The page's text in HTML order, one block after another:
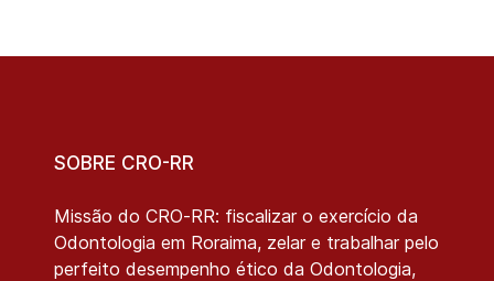
SOBRE CRO-RR
Missão do CRO-RR: fiscalizar o exercício da
Odontologia em Roraima, zelar e trabalhar pelo
perfeito desempenho ético da Odontologia,